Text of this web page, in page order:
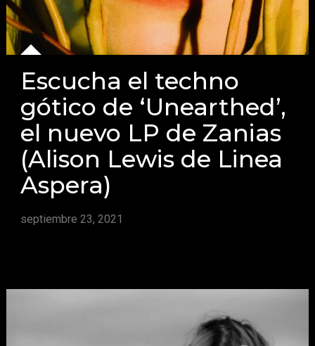
Escucha el techno
gótico de ‘Unearthed’,
el nuevo LP de Zanias
(Alison Lewis de Linea
Aspera)
septiembre 23, 2021